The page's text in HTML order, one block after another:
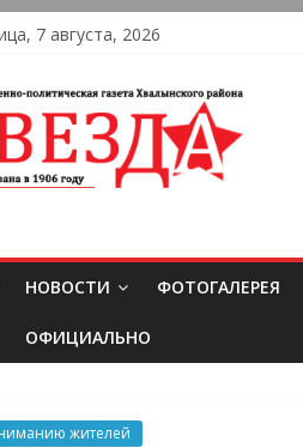
7 августа, 2026
НОВОСТИ ФОТОГАЛЕРЕЯ
ОФИЦИАЛЬНО
жителей